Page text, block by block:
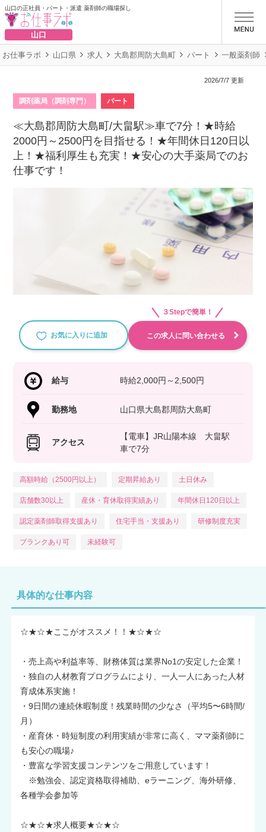
山口の正社員・パート・派遣 薬剤師の職場探し
山口
お仕事ラボ 山口県 求人 大島郡周防大島町 パート 一般薬剤師
2026/7/7 更新
調剤薬局（調剤専門） パート
≪大島郡周防大島町/大畠駅≫車で7分！★時給
2000円～2500円を目指せる！★年間休日120日以
上！★福利厚生も充実！★安心の大手薬局でのお
仕事です！
お気に入りに追加
３Stepで簡単！
この求人に問い合わせる
給与 時給2,000円～2,500円
勤務地 山口県大島郡周防大島町
アクセス
【電車】JR山陽本線 大畠駅
車で7分
高額時給（2500円以上） 定期昇給あり 土日休み
店舗数30以上 産休・育休取得実績あり 年間休日120日以上
認定薬剤師取得支援あり 住宅手当・支援あり 研修制度充実
ブランクあり可 未経験可
具体的な仕事内容
☆★☆★ここがオススメ！！★☆★☆
・売上高や利益率等、財務体質は業界No1の安定した企業！
・独自の人材教育プログラムにより、一人一人にあった人材
育成体系実施！
・9日間の連続休暇制度！残業時間の少なさ（平均5〜6時間/
月）
・産育休・時短制度の利用実績が非常に高く、ママ薬剤師に
も安心の職場♪
・豊富な学習支援コンテンツをご用意しています！
※勉強会、認定資格取得補助、eラーニング、海外研修、
各種学会参加等
☆★☆★求人概要★☆★☆